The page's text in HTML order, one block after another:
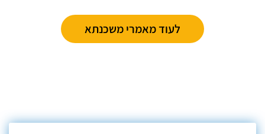
לעוד מאמרי משכנתא